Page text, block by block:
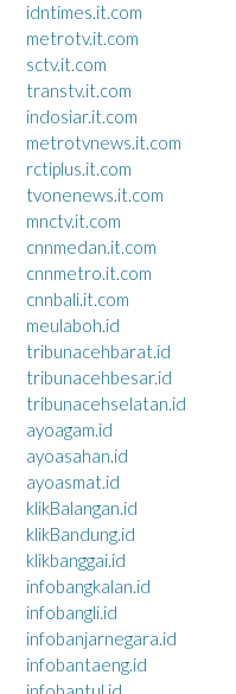
idntimes.it.com
metrotv.it.com
sctv.it.com
transtv.it.com
indosiar.it.com
metrotvnews.it.com
rctiplus.it.com
tvonenews.it.com
mnctv.it.com
cnnmedan.it.com
cnnmetro.it.com
cnnbali.it.com
meulaboh.id
tribunacehbarat.id
tribunacehbesar.id
tribunacehselatan.id
ayoagam.id
ayoasahan.id
ayoasmat.id
klikBalangan.id
klikBandung.id
klikbanggai.id
infobangkalan.id
infobangli.id
infobanjarnegara.id
infobantaeng.id